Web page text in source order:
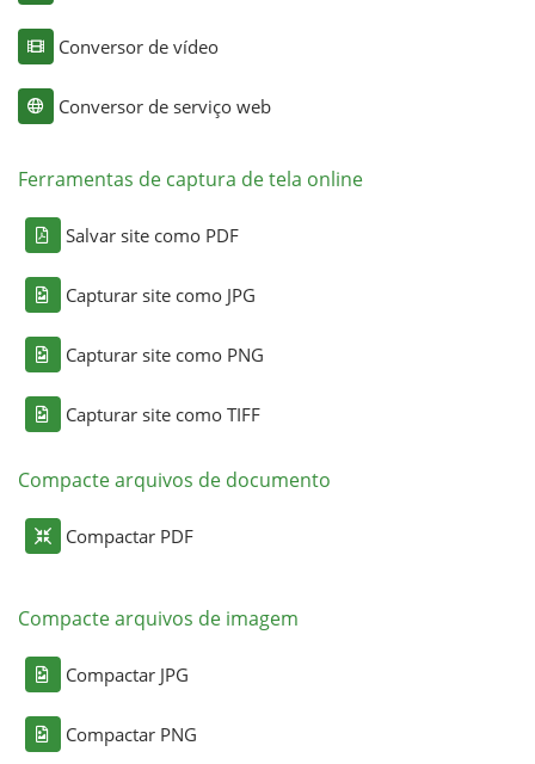
Conversor de vídeo
Conversor de serviço web
Ferramentas de captura de tela online
Salvar site como PDF
Capturar site como JPG
Capturar site como PNG
Capturar site como TIFF
Compacte arquivos de documento
Compactar PDF
Compacte arquivos de imagem
Compactar JPG
Compactar PNG